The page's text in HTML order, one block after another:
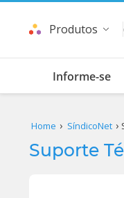
Produtos
Informe-se
Home SíndicoNet
Suporte